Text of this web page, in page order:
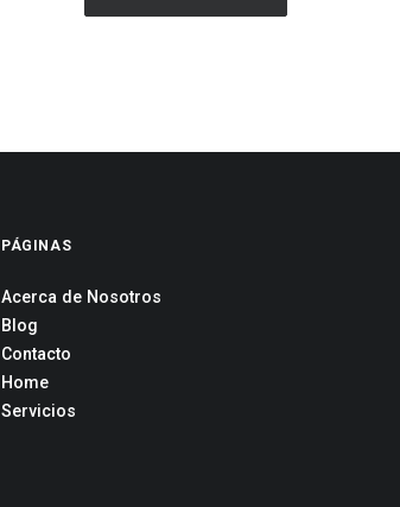
PÁGINAS
Acerca de Nosotros
Blog
Contacto
Home
Servicios